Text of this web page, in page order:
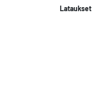
Lataukset